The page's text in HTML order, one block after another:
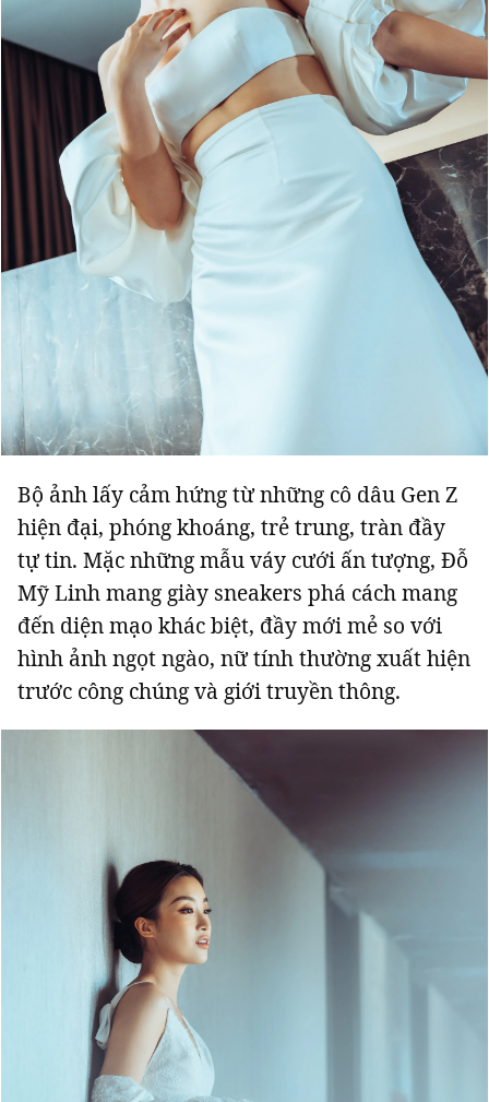
Bộ ảnh lấy cảm hứng từ những cô dâu Gen Z
hiện đại, phóng khoáng, trẻ trung, tràn đầy
tự tin. Mặc những mẫu váy cưới ấn tượng, Đỗ
Mỹ Linh mang giày sneakers phá cách mang
đến diện mạo khác biệt, đầy mới mẻ so với
hình ảnh ngọt ngào, nữ tính thường xuất hiện
trước công chúng và giới truyền thông.